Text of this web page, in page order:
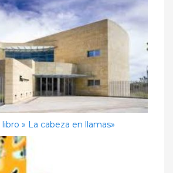
» La cabeza en llamas»